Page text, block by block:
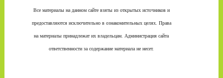
Все материалы на данном сайте взяты из открытых источников и
предоставляются исключительно в ознакомительных целях. Права
на материалы принадлежат их владельцам. Администрация сайта
ответственности за содержание материала не несет.